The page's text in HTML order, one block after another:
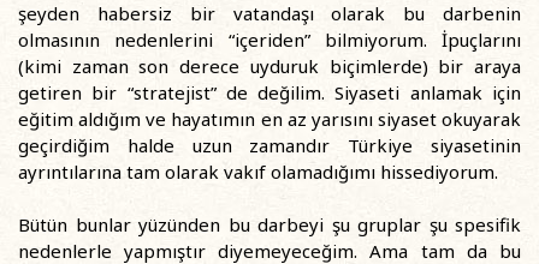
şeyden habersiz bir vatandaşı olarak bu darbenin
olmasının nedenlerini “içeriden” bilmiyorum. İpuçlarını
(kimi zaman son derece uyduruk biçimlerde) bir araya
getiren bir “stratejist” de değilim. Siyaseti anlamak için
eğitim aldığım ve hayatımın en az yarısını siyaset okuyarak
geçirdiğim halde uzun zamandır Türkiye siyasetinin
ayrıntılarına tam olarak vakıf olamadığımı hissediyorum.
Bütün bunlar yüzünden bu darbeyi şu gruplar şu spesifik
nedenlerle yapmıştır diyemeyeceğim. Ama tam da bu